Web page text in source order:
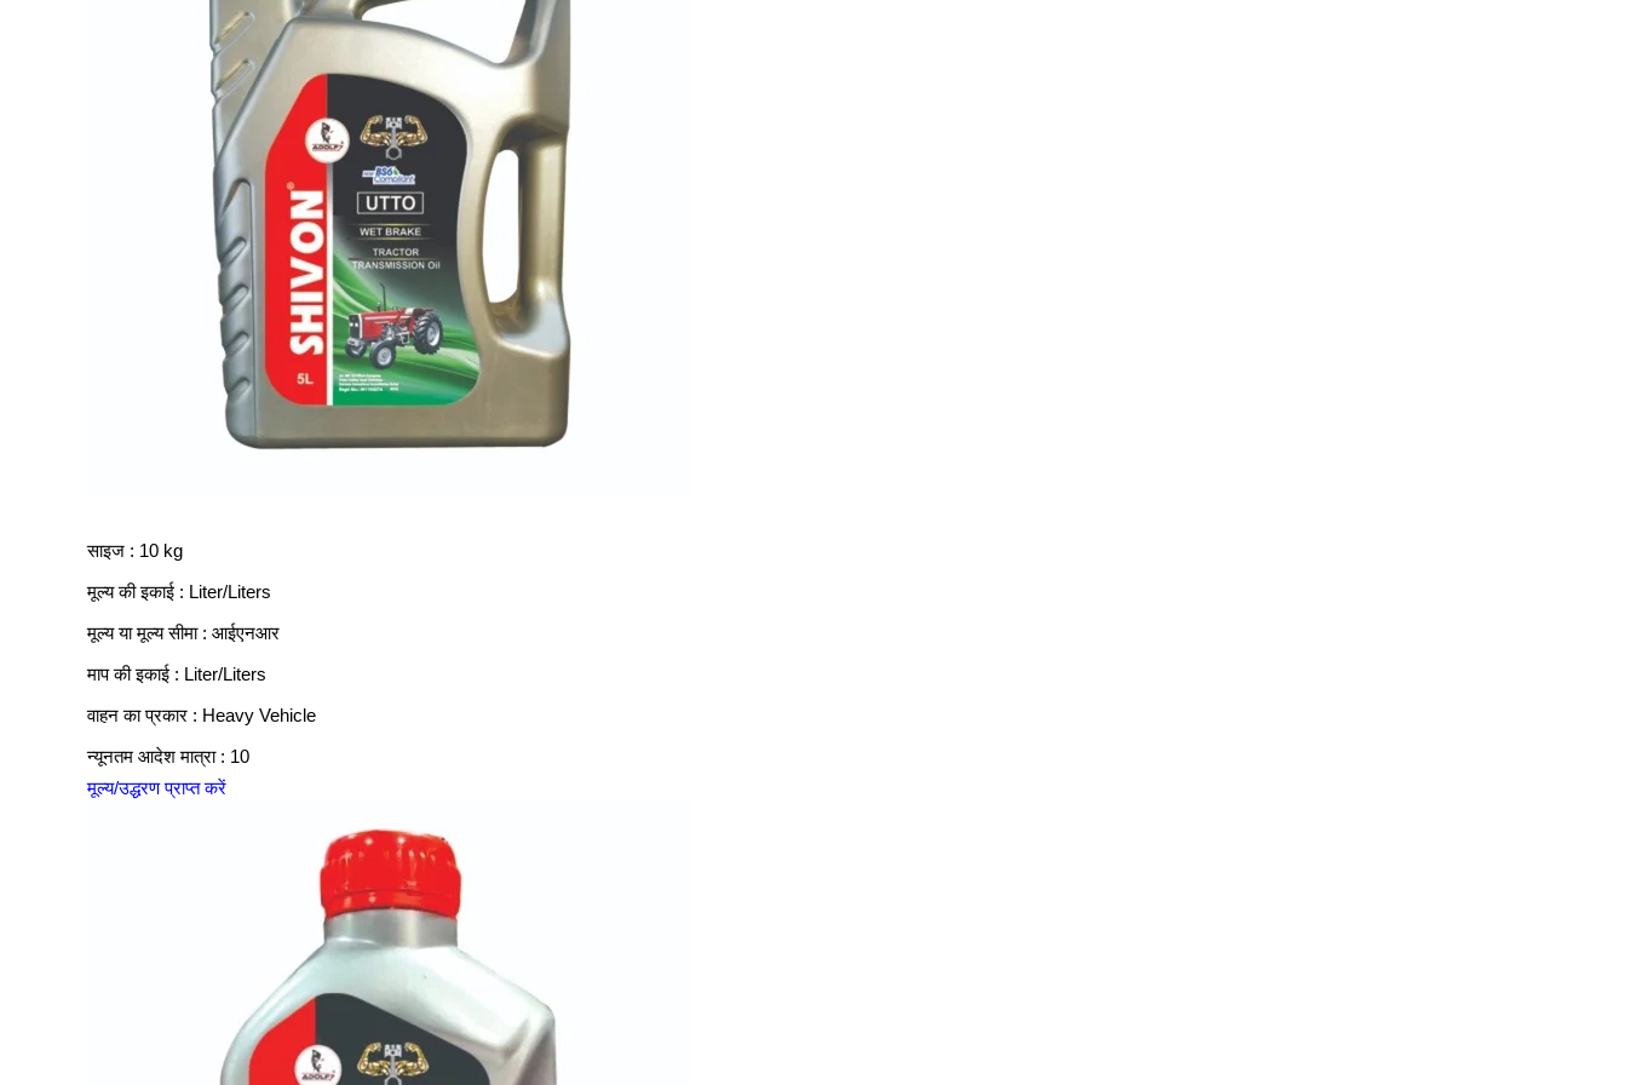
साइज : 10 kg
मूल्य की इकाई : Liter/Liters
मूल्य या मूल्य सीमा : आईएनआर
माप की इकाई : Liter/Liters
वाहन का प्रकार : Heavy Vehicle
न्यूनतम आदेश मात्रा : 10
मूल्य/उद्धरण प्राप्त करें